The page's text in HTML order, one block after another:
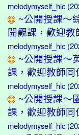
melodymyself_hlc
~公開授課～
開觀課，歡迎教
melodymyself_hlc
~公開授課～
課，歡迎教師同
melodymyself_hlc
~公開授課～
課，歡迎教師同
melodymyself_hlc